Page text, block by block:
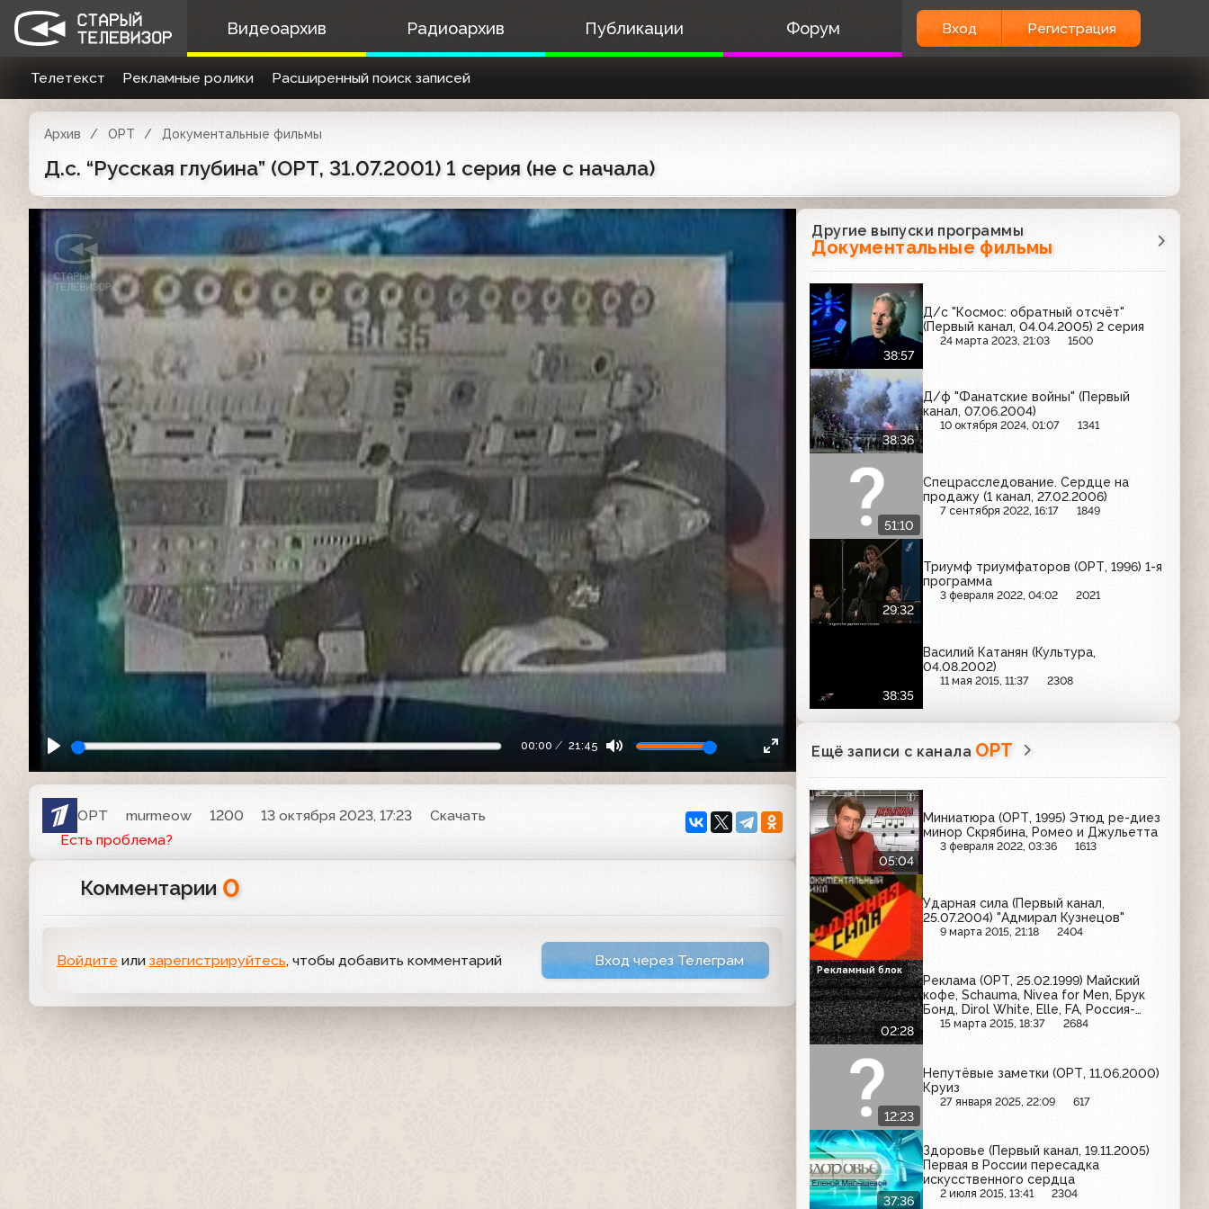
Видеоархив Радиоархив Публикации Форум Вход Регистрация
Телетекст Рекламные ролики Расширенный поиск записей
Архив ОРТ Документальные фильмы
Д.с. “Русская глубина” (ОРТ, 31.07.2001) 1 серия (не с начала)
00:00 21:45
ОРТ murmeow 1200 13 октября 2023, 17:23
Скачать
Есть проблема?
Комментарии 0
Войдите или зарегистрируйтесь, чтобы добавить комментарий Вход через Телеграм
Другие выпуски программы
Документальные фильмы
38:57
Д/с "Космос: обратный отсчёт"
(Первый канал, 04.04.2005) 2 серия
24 марта 2023, 21:03 1500
38:36
Д/ф "Фанатские войны" (Первый
канал, 07.06.2004)
10 октября 2024, 01:07 1341
51:10
Спецрасследование. Сердце на
продажу (1 канал, 27.02.2006)
7 сентября 2022, 16:17 1849
29:32
Триумф триумфаторов (ОРТ, 1996) 1-я
программа
3 февраля 2022, 04:02 2021
38:35
Василий Катанян (Культура,
04.08.2002)
11 мая 2015, 11:37 2308
Ещё записи с канала ОРТ
05:04
Миниатюра (ОРТ, 1995) Этюд ре-диез
минор Скрябина, Ромео и Джульетта
3 февраля 2022, 03:36 1613
Ударная сила (Первый канал,
25.07.2004) "Адмирал Кузнецов"
9 марта 2015, 21:18 2404
02:28
Реклама (ОРТ, 25.02.1999) Майский
кофе, Schauma, Nivea for Men, Брук
Бонд, Dirol White, Elle, FA, Россия-
Щедрая душа
15 марта 2015, 18:37 2684
Рекламный блок
12:23
Непутёвые заметки (ОРТ, 11.06.2000)
Круиз
27 января 2025, 22:09 617
37:36
Здоровье (Первый канал, 19.11.2005)
Первая в России пересадка
искусственного сердца
2 июля 2015, 13:41 2304